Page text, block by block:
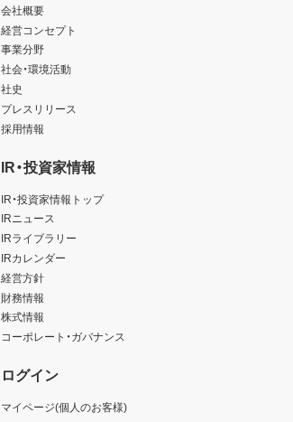
会社概要
経営コンセプト
事業分野
社会・環境活動
社史
プレスリリース
採用情報
IR・投資家情報
IR・投資家情報トップ
IRニュース
IRライブラリー
IRカレンダー
経営方針
財務情報
株式情報
コーポレート・ガバナンス
ログイン
マイページ(個人のお客様)